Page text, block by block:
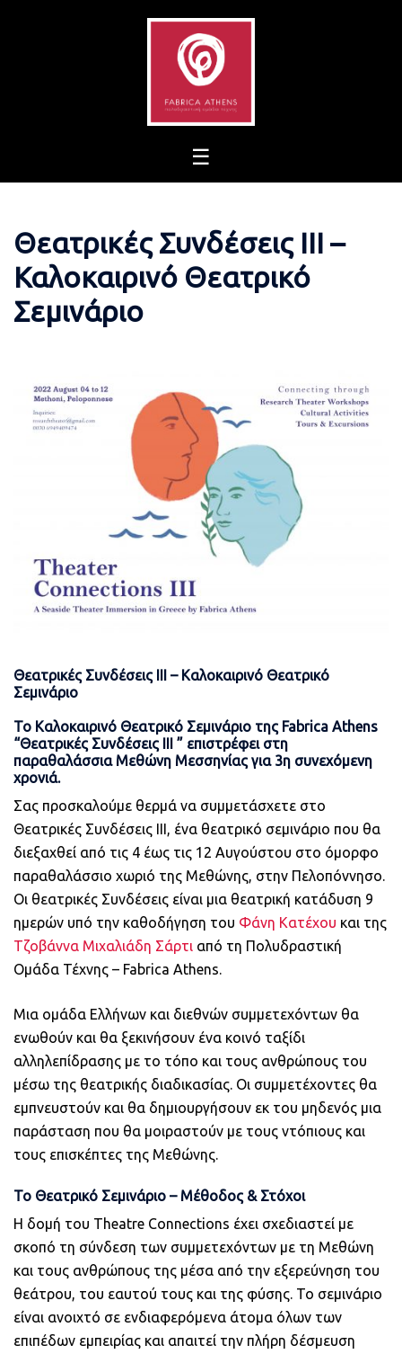
Θεατρικές Συνδέσεις ΙΙΙ –
Καλοκαιρινό Θεατρικό
Σεμινάριο
Θεατρικές Συνδέσεις ΙΙΙ – Καλοκαιρινό Θεατρικό
Σεμινάριο
Το Καλοκαιρινό Θεατρικό Σεμινάριο της Fabrica Athens
“Θεατρικές Συνδέσεις ΙΙΙ ” επιστρέφει στη
παραθαλάσσια Μεθώνη Μεσσηνίας για 3η συνεχόμενη
χρονιά.
Σας προσκαλούμε θερμά να συμμετάσχετε στο
Θεατρικές Συνδέσεις ΙΙΙ, ένα θεατρικό σεμινάριο που θα
διεξαχθεί από τις 4 έως τις 12 Αυγούστου στο όμορφο
παραθαλάσσιο χωριό της Μεθώνης, στην Πελοπόννησο.
Οι θεατρικές Συνδέσεις είναι μια θεατρική κατάδυση 9
ημερών υπό την καθοδήγηση του Φάνη Κατέχου και της
Τζοβάννα Μιχαλιάδη Σάρτι από τη Πολυδραστική
Ομάδα Τέχνης – Fabrica Athens.
Μια ομάδα Ελλήνων και διεθνών συμμετεχόντων θα
ενωθούν και θα ξεκινήσουν ένα κοινό ταξίδι
αλληλεπίδρασης με το τόπο και τους ανθρώπους του
μέσω της θεατρικής διαδικασίας. Οι συμμετέχοντες θα
εμπνευστούν και θα δημιουργήσουν εκ του μηδενός μια
παράσταση που θα μοιραστούν με τους ντόπιους και
τους επισκέπτες της Μεθώνης.
Το Θεατρικό Σεμινάριο – Μέθοδος & Στόχοι
Η δομή του Theatre Connections έχει σχεδιαστεί με
σκοπό τη σύνδεση των συμμετεχόντων με τη Μεθώνη
και τους ανθρώπους της μέσα από την εξερεύνηση του
θεάτρου, του εαυτού τους και της φύσης. Το σεμινάριο
είναι ανοιχτό σε ενδιαφερόμενα άτομα όλων των
επιπέδων εμπειρίας και απαιτεί την πλήρη δέσμευση